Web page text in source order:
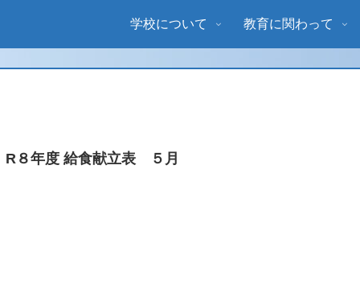
学校について 教育に関わって
R８年度 給食献立表 ５月